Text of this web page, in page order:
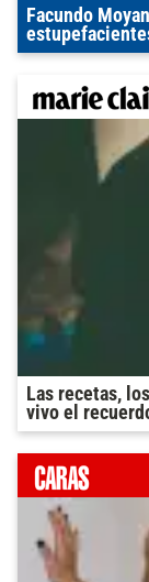
Facundo
Las recetas,
vivo el